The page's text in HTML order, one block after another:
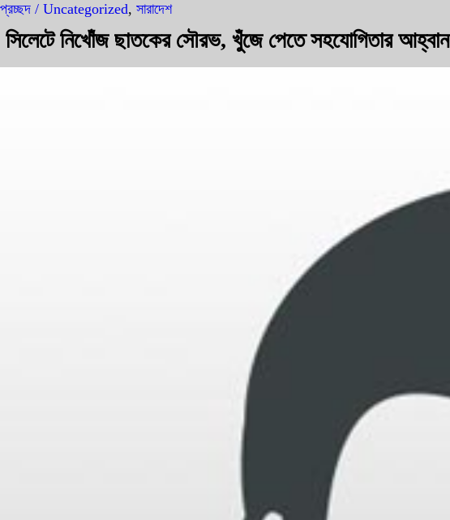
প্রচ্ছদ / Uncategorized, সারাদেশ
সিলেটে নিখোঁজ ছাতকের সৌরভ, খুঁজে পেতে সহযোগিতার আহ্বান